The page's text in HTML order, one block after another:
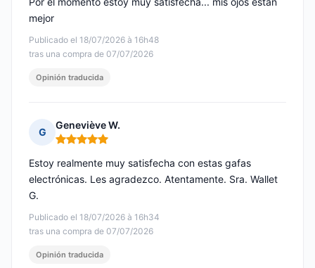
Publicado el 18/07/2026 à 16h48
tras una compra de 07/07/2026
mejor
Opinión traducida
G
Geneviève W.
Nota: 5 de 5
Publicado el 18/07/2026 à 16h34
tras una compra de 07/07/2026
Estoy realmente muy satisfecha con estas gafas
electrónicas. Les agradezco. Atentamente. Sra. Wallet
G.
Opinión traducida